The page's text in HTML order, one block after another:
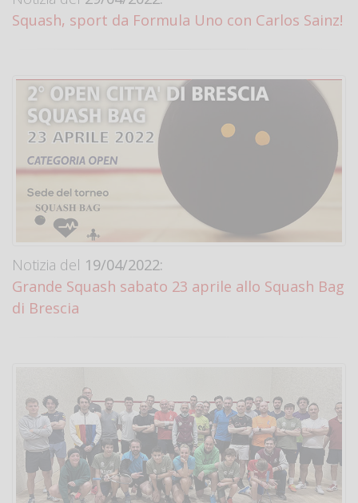
Squash, sport da Formula Uno con Carlos Sainz!
Notizia del 19/04/2022:
Grande Squash sabato 23 aprile allo Squash Bag
di Brescia